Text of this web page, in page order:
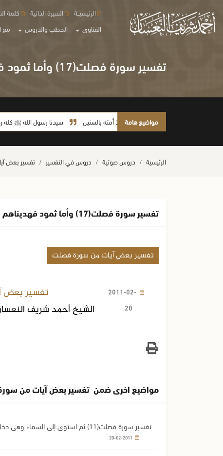
الفتاوى الخطب والدروس مع
الرئيسيــة السيرة الذاتية كلمة
تفسير سورة فصلت(17) وأما ثمود فهديناهم فاستحبوا العمى على الهدى
مواضيع هامة
لا يأخذ أمته بالسنين سيدنا رسول الله ﷺ كله رحمة
الرئيسية دروس صوتية دروس في التفسير تفسير بعض
تفسير سورة فصلت(17) وأما ثمود فهديناهم فاستحبوا العمى على الهدى
تفسير بعض آيات من سورة فصلت
2011-02-
20
تفسير بعض
الشيخ أحمد شريف
مواضيع اخرى ضمن تفسير بعض آيات من
تفسير سورة فصلت(11) ثم استوى إلى السماء وهي دخان فقال لها وللأرض ائتيا طوعاً أو كرهاً..